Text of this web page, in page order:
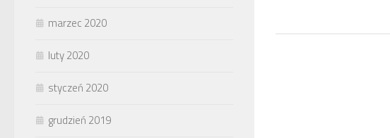
marzec 2020
luty 2020
styczeń 2020
grudzień 2019